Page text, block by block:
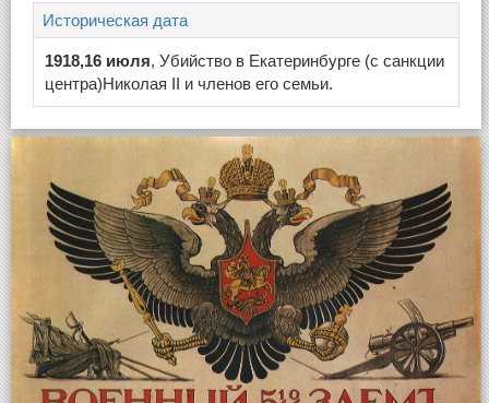
Историческая дата
1918,16 июля, Убийство в Екатеринбурге (с санкции
центра)Николая II и членов его семьи.